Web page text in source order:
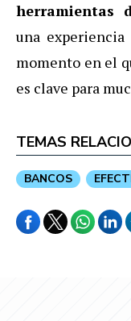
herramientas
una
momento en el
es clave para
TEMAS
BANCOS